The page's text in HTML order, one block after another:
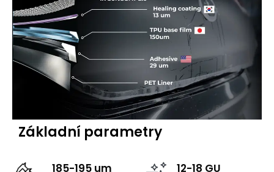
Základní parametry
185-195 um 12-18 GU